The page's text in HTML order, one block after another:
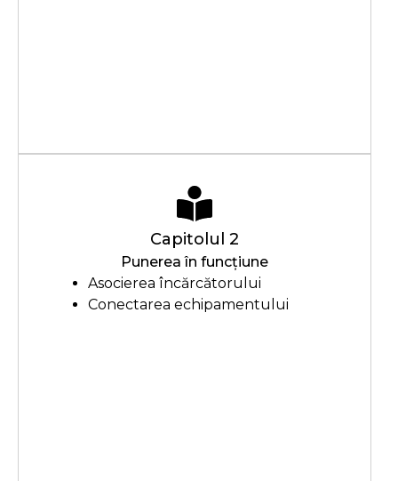
Capitolul 2
Punerea în funcțiune
Asocierea încărcătorului
Conectarea echipamentului